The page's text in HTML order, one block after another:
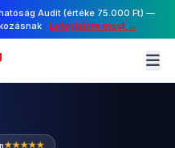
Audit (értéke 75.000 Ft) —
Lefoglalom most →
★★★★★